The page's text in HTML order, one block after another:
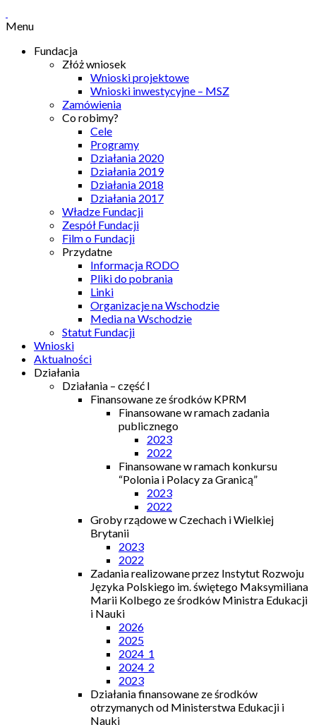
Menu
Fundacja
Złóż wniosek
Wnioski projektowe
Wnioski inwestycyjne – MSZ
Zamówienia
Co robimy?
Cele
Programy
Działania 2020
Działania 2019
Działania 2018
Działania 2017
Władze Fundacji
Zespół Fundacji
Film o Fundacji
Przydatne
Informacja RODO
Pliki do pobrania
Linki
Organizacje na Wschodzie
Media na Wschodzie
Statut Fundacji
Wnioski
Aktualności
Działania
Działania – część I
Finansowane ze środków KPRM
Finansowane w ramach zadania
publicznego
2023
2022
Finansowane w ramach konkursu
“Polonia i Polacy za Granicą”
2023
2022
Groby rządowe w Czechach i Wielkiej
Brytanii
2023
2022
Zadania realizowane przez Instytut Rozwoju
Języka Polskiego im. świętego Maksymiliana
Marii Kolbego ze środków Ministra Edukacji
i Nauki
2026
2025
2024_1
2024_2
2023
Działania finansowane ze środków
otrzymanych od Ministerstwa Edukacji i
Nauki